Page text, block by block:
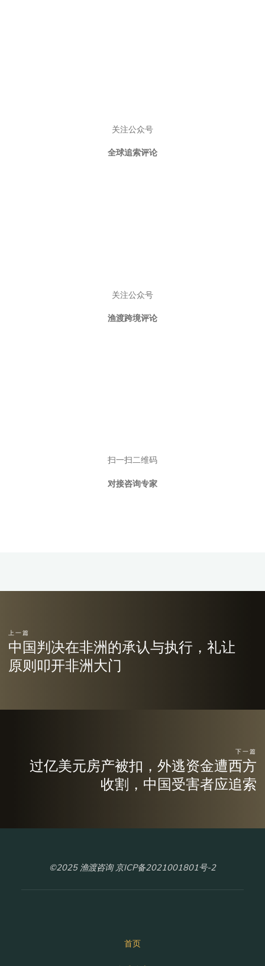
关注公众号
全球追索评论
关注公众号
渔渡跨境评论
扫一扫二维码
对接咨询专家
上一篇
中国判决在非洲的承认与执行，礼让
原则叩开非洲大门
下一篇
过亿美元房产被扣，外逃资金遭西方
收割，中国受害者应追索
©2025 渔渡咨询 京ICP备2021001801号-2
首页